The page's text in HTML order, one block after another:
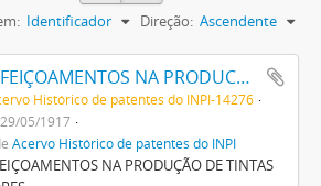
Identificador Direção: Ascendente
APERFEIÇOAMENTOS NA PRODUCÇÃO DE TINTAS OU CORES
Histórico de patentes do INPI-14276
29/05/1917
Acervo Histórico de patentes do INPI
NA PRODUÇÃO DE TINTAS